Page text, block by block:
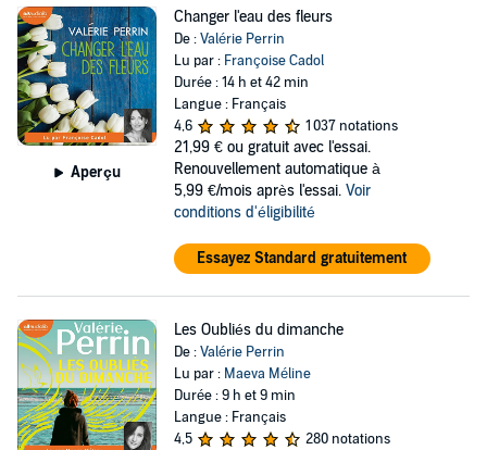
Aperçu
Changer l'eau des fleurs
De :Valérie Perrin
Lu par : Françoise Cadol
Durée : 14 h et 42 min
Langue : Français
4,6
1 037 notations
21,99 € ou gratuit avec l'essai.
Renouvellement automatique à
5,99 €/mois après l'essai. Voir
conditions d'éligibilité
Essayez Standard gratuitement
Les Oubliés du dimanche
De :Valérie Perrin
Lu par : Maeva Méline
Durée : 9 h et 9 min
Langue : Français
4,5
280 notations